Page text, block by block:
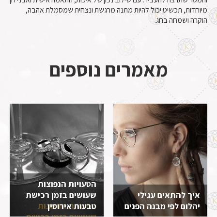
מיוחדות, תכשיט יכול להיות מתנה מרגשת ונצחית שמסמלת אהבה,
הוקרה ושמחה בחג.
מאמרים נוספים
איך להתאים עגילי
יהלום לפי מבנה הפנים
הטעויות הנפוצות
שעושים בזמן רכישת
טבעות אירוסין
הטעויות הנפוצות